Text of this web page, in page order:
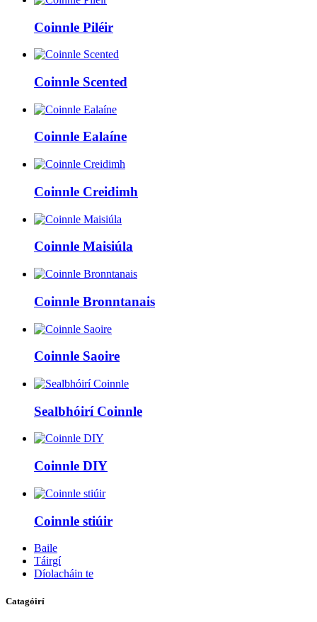
Coinnle Piléir
Coinnle Scented
Coinnle Ealaíne
Coinnle Creidimh
Coinnle Maisiúla
Coinnle Bronntanais
Coinnle Saoire
Sealbhóirí Coinnle
Coinnle DIY
Coinnle stiúir
Baile
Táirgí
Díolacháin te
Catagóirí